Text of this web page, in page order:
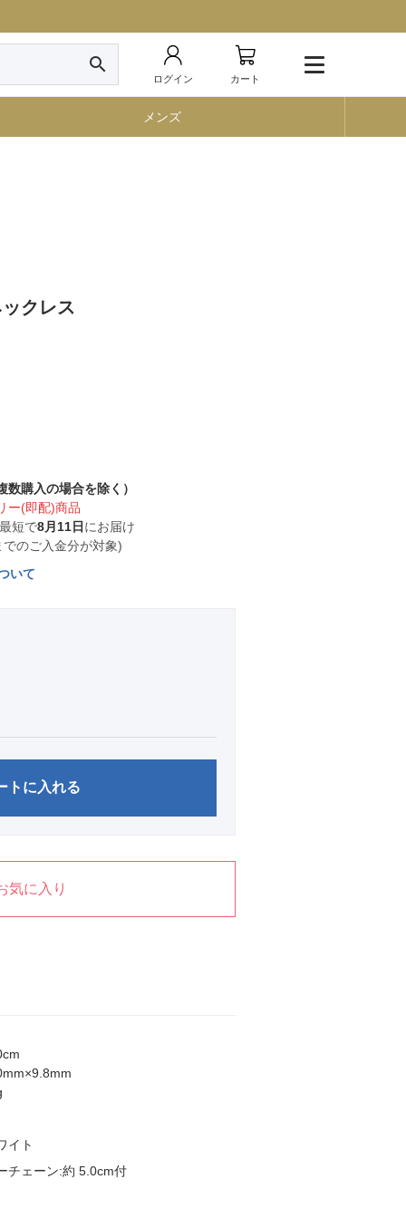
search
ログイン カート
メンズ
クレス
数購入の場合を除く）
ー(即配)商品
短で8月11日 にお届け
のご入金分が対象)
いて
トに入れる
気に入り
イト
チェーン:約 5.0cm付